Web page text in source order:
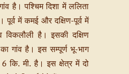
है। पश्चिम दिशा में ललिता
में कमई और दक्षिण-पूर्व में
विकलौली है। इसकी दक्षिण
गांव है। इस सम्पूर्ण भू-भाग
कि. मी. है। इस क्षेत्र में दो